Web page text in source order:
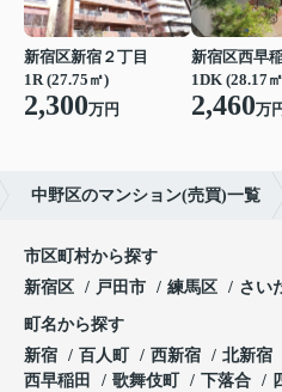
新宿区新宿２丁目
1R (27.75㎡)
2,300万円
新宿区西早
1DK (28.17
2,460万
中野区のマンション(売買)一覧
市区町村から探す
新宿区
戸田市 練馬区 さい
町名から探す
新宿
百人町 西新宿 北新宿
西早稲田
歌舞伎町 下落合